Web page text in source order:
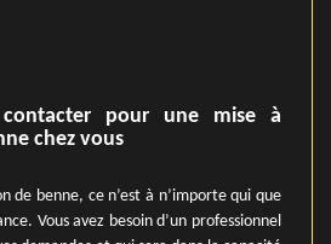
pour une mise à
chez vous
de benne, ce n’est à n’importe qui que
Vous avez besoin d’un professionnel